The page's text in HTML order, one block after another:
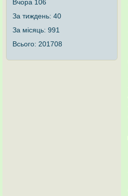
Вчора 106
За тиждень: 40
За місяць: 991
Всього: 201708